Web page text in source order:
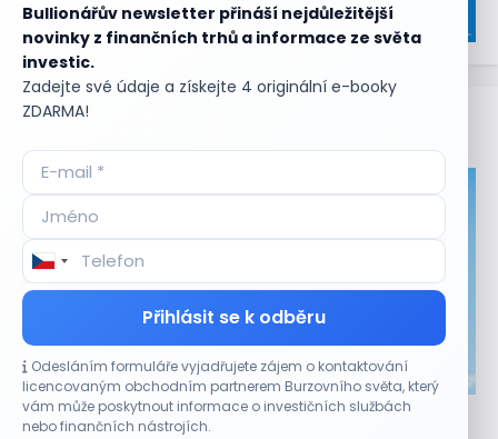
Bullionářův newsletter přináší nejdůležitější
novinky z finančních trhů a informace ze světa
investic.
Zadejte své údaje a získejte 4 originální e-booky
ZDARMA!
Přihlásit se k odběru
Odesláním formuláře vyjadřujete zájem o kontaktování
licencovaným obchodním partnerem Burzovního světa, který
vám může poskytnout informace o investičních službách
nebo finančních nástrojích.
Aktuální
CO HÝBE TRHEM
Akcie Micron klesají, ale nejhoršímu výprodeji